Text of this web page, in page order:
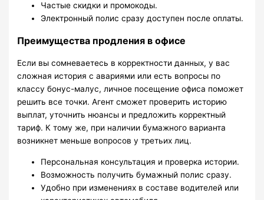
Частые скидки и промокоды.
Электронный полис сразу доступен после оплаты.
Преимущества продления в офисе
Если вы сомневаетесь в корректности данных, у вас
сложная история с авариями или есть вопросы по
классу бонус-малус, личное посещение офиса поможет
решить все точки. Агент сможет проверить историю
выплат, уточнить нюансы и предложить корректный
тариф. К тому же, при наличии бумажного варианта
возникнет меньше вопросов у третьих лиц.
Персональная консультация и проверка истории.
Возможность получить бумажный полис сразу.
Удобно при изменениях в составе водителей или